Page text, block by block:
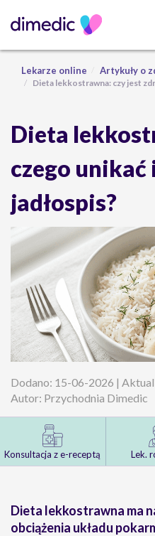
Lekarze online Artykuły o
Dieta lekkostrawna: czy jest
Dieta
czego unikać
jadłospis?
Dodano: 15-06-2026 |
Autor: Przychodnia Dimedic
Konsultacja z e-receptą Lek.
Dieta lekkostrawna ma
obciążenia układu